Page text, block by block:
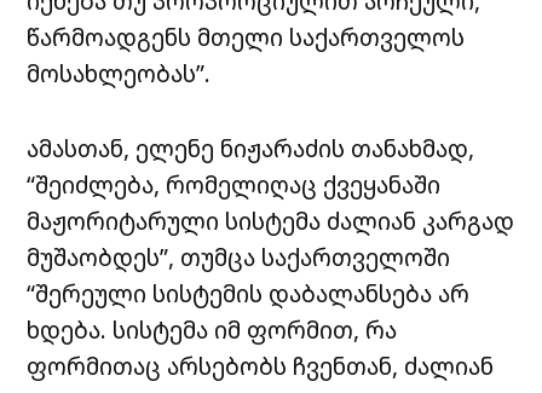
წარმოადგენს მთელი საქართველოს
მოსახლეობას”.
ამასთან, ელენე ნიჟარაძის თანახმად,
“შეიძლება, რომელიღაც ქვეყანაში
მაჟორიტარული სისტემა ძალიან კარგად
მუშაობდეს”, თუმცა საქართველოში
“შერეული სისტემის დაბალანსება არ
ხდება. სისტემა იმ ფორმით, რა
ფორმითაც არსებობს ჩვენთან, ძალიან